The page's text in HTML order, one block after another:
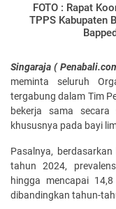
FOTO : Rapat
TPPS Kabupaten
Singaraja (
meminta seluruh
tergabung dalam Tim
bekerja sama
khususnya pada bayi
Pasalnya,
tahun 2024,
hingga mencapai
dibandingkan tahun-